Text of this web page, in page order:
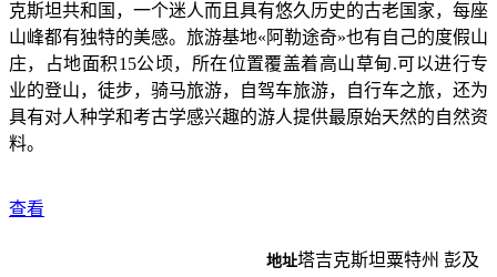
克斯坦共和国，一个迷人而且具有悠久历史的古老国家，每座
山峰都有独特的美感。旅游基地«阿勒途奇»也有自己的度假山
庄，占地面积15公顷，所在位置覆盖着高山草甸.可以进行专
业的登山，徒步，骑马旅游，自驾车旅游，自行车之旅，还为
具有对人种学和考古学感兴趣的游人提供最原始天然的自然资
料。
查看
地址塔吉克斯坦粟特州 彭及